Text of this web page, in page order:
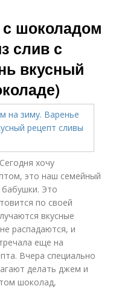
шоколадом
слив с
вкусный
хочу
это наш семейный
Это
по своей
вкусные
распадаются, и
еще на
Вчера специально
делать джем и
шоколад,